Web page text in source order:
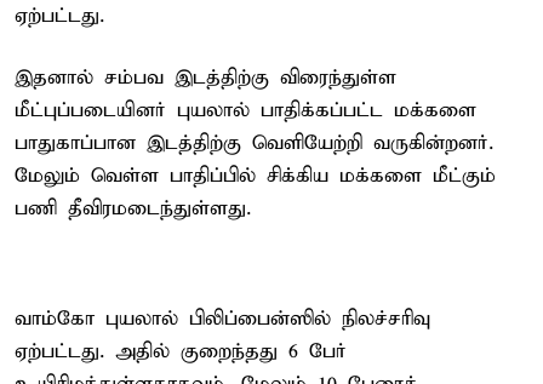
ஏற்பட்டது.
இதனால் சம்பவ இடத்திற்கு விரைந்துள்ள
மீட்புப்படையினர் புயலால் பாதிக்கப்பட்ட மக்களை
பாதுகாப்பான இடத்திற்கு வெளியேற்றி வருகின்றனர்.
மேலும் வெள்ள பாதிப்பில் சிக்கிய மக்களை மீட்கும்
பணி தீவிரமடைந்துள்ளது.
வாம்கோ புயலால் பிலிப்பைன்ஸில் நிலச்சரிவு
ஏற்பட்டது. அதில் குறைந்தது 6 பேர்